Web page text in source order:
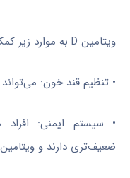
ویتامین D به موارد زیر کمک می‌کند:
• تنظیم قند خون:
• سیستم ایمنی:
ضعیف‌تری دارند و ویتامین D می‌تواند کمک کند.